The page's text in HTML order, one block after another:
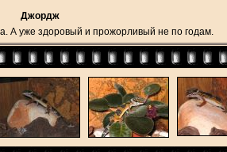
Джордж
А уже здоровый и прожорливый не по годам.